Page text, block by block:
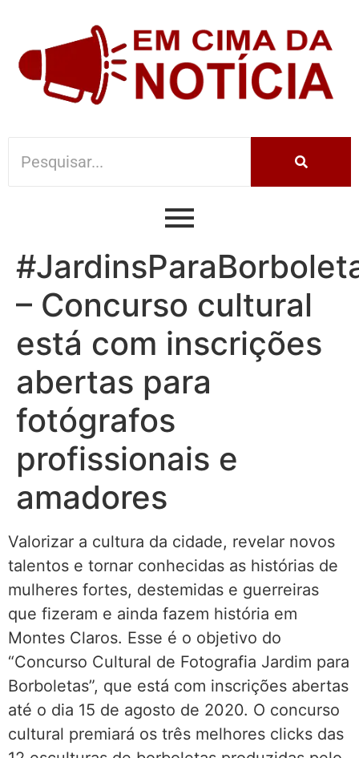
– Concurso cultural
está com inscrições
abertas para
fotógrafos
profissionais e
amadores
Valorizar a cultura da cidade, revelar novos
talentos e tornar conhecidas as histórias de
mulheres fortes, destemidas e guerreiras
que fizeram e ainda fazem história em
Montes Claros. Esse é o objetivo do
“Concurso Cultural de Fotografia Jardim para
Borboletas”, que está com inscrições abertas
até o dia 15 de agosto de 2020. O concurso
cultural premiará os três melhores clicks das